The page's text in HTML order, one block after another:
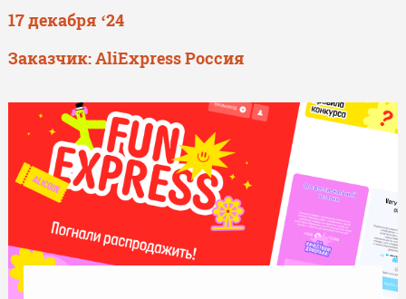
17 декабря ‘24
Заказчик: AliExpress Россия